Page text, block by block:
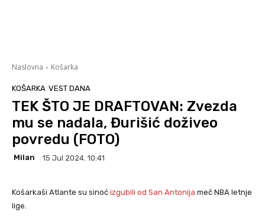
Naslovna Košarka
KOŠARKA VEST DANA
TEK ŠTO JE DRAFTOVAN: Zvezda
mu se nadala, Đurišić doživeo
povredu (FOTO)
Milan 15 Jul 2024. 10:41
Košarkaši Atlante su sinoć izgubili od San Antonija meč NBA letnje
lige.